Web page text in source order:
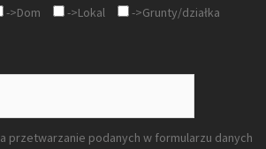
->Dom ->Lokal
->Grunty/działka
przetwarzanie podanych w formularzu danych